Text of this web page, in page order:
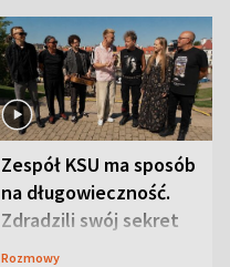
Zespół KSU ma sposób
na długowieczność.
Zdradzili swój sekret
Rozmowy